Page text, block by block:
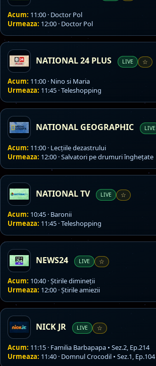
Acum: 11:00 · Doctor Pol
Urmeaza: 12:00 · Doctor Pol
NATIONAL 24 PLUS LIVE ☆
Acum: 11:00 · Nino si Maria
Urmeaza: 11:45 · Teleshopping
NATIONAL GEOGRAPHIC LIVE
Acum: 11:00 · Lecțiile dezastrului
Urmeaza: 12:00 · Salvatori pe drumuri înghețate
NATIONAL TV LIVE ☆
Acum: 10:45 · Baronii
Urmeaza: 11:45 · Teleshopping
NEWS24 LIVE ☆
Acum: 10:40 · Știrile dimineții
Urmeaza: 12:00 · Știrile amiezii
NICK JR LIVE ☆
Acum: 11:15 · Familia Barbapapa • Sez.2, Ep.214
Urmeaza: 11:40 · Domnul Crocodil • Sez.1, Ep.104